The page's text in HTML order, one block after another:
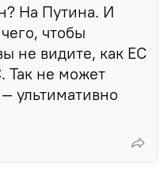
На Путина. И
чтобы
не видите, как ЕС
Так не может
ультимативно